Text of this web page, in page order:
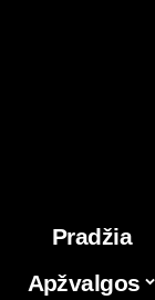
Pradžia
Apžvalgos